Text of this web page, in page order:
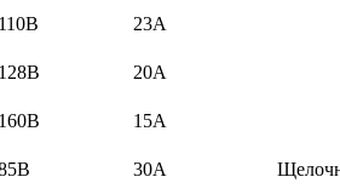
110В
23А
128В
20А
160В
15А
30А